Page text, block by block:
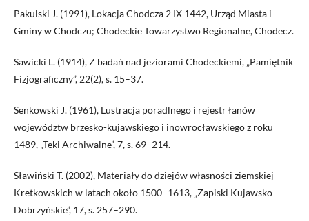
Pakulski J. (1991), Lokacja Chodcza 2 IX 1442, Urząd Miasta i
Gminy w Chodczu; Chodeckie Towarzystwo Regionalne, Chodecz.
Sawicki L. (1914), Z badań nad jeziorami Chodeckiemi, „Pamiętnik
Fizjograficzny”, 22(2), s. 15–37.
Senkowski J. (1961), Lustracja poradlnego i rejestr łanów
województw brzesko-kujawskiego i inowrocławskiego z roku
1489, „Teki Archiwalne”, 7, s. 69–214.
Sławiński T. (2002), Materiały do dziejów własności ziemskiej
Kretkowskich w latach około 1500–1613, „Zapiski Kujawsko-
Dobrzyńskie”, 17, s. 257–290.